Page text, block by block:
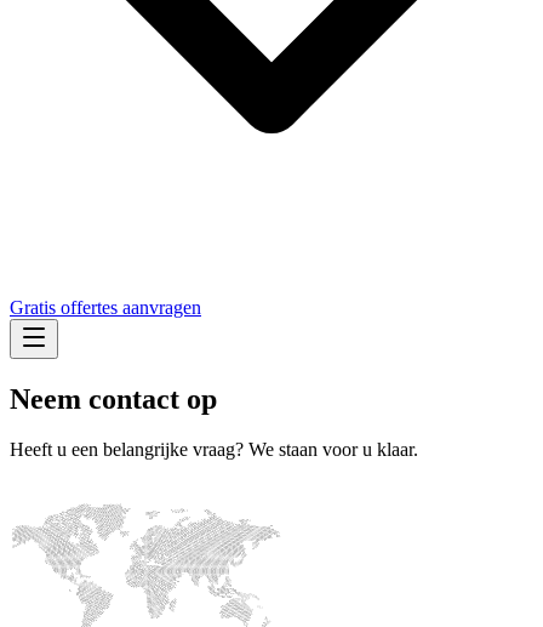
Gratis offertes aanvragen
Neem contact op
Heeft u een belangrijke vraag? We staan voor u klaar.